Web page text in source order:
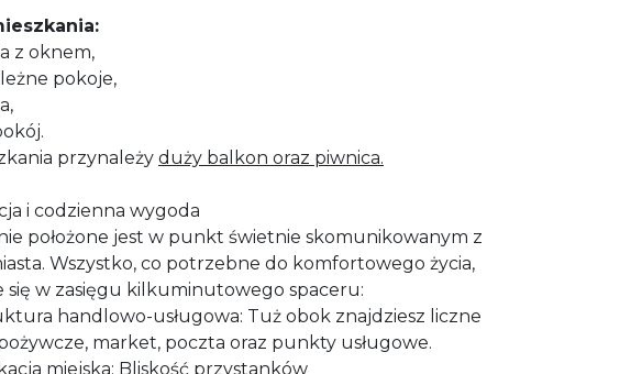
z oknem,
pokoje,
przynależy duży balkon oraz piwnica.
i codzienna wygoda
położone jest w punkt świetnie skomunikowanym z
Wszystko, co potrzebne do komfortowego życia,
się w zasięgu kilkuminutowego spaceru:
handlowo-usługowa: Tuż obok znajdziesz liczne
market, poczta oraz punkty usługowe.
miejska: Bliskość przystanków